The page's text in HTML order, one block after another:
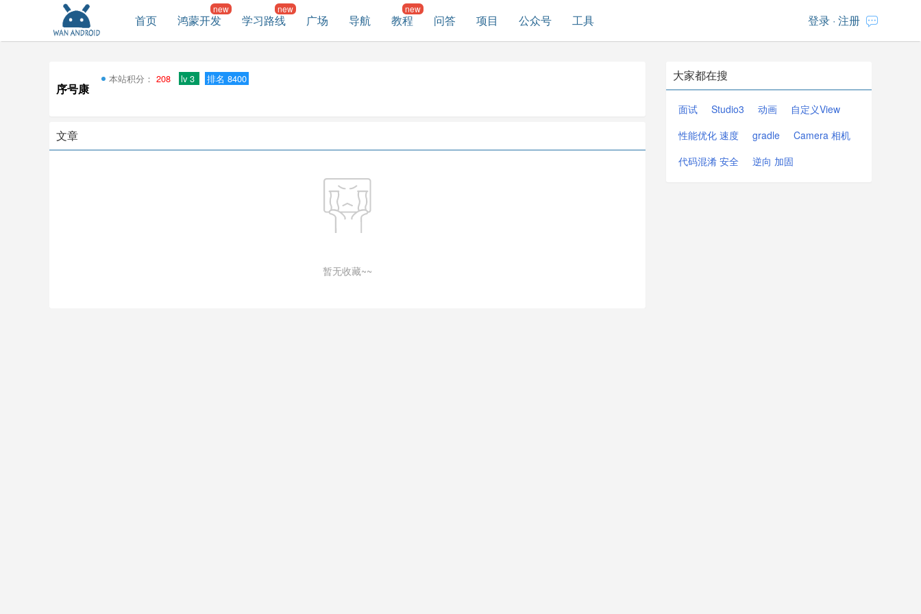
首页 鸿蒙开发 学习路线 广场 导航 教程 问答 项目 公众号 工具 登录 · 注册
序号康
本站积分： 208 lv 3 排名 8400
文章
暂无收藏~~
大家都在搜
面试 Studio3 动画
自定义View
性能优化 速度
gradle
Camera 相机
代码混淆 安全
逆向 加固